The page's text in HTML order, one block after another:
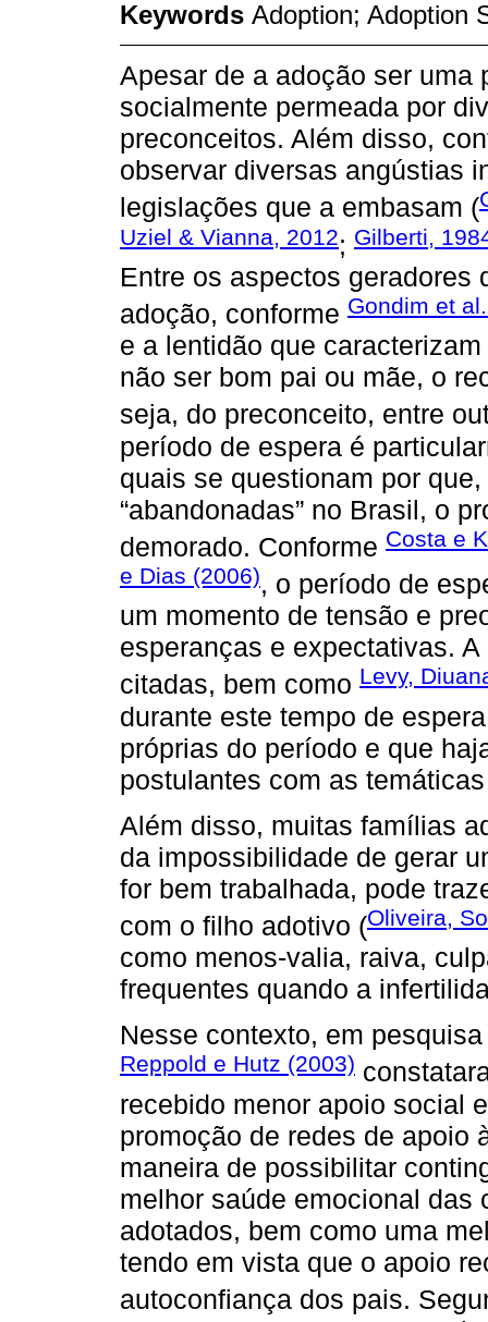
Keywords Adoption; Adoption
Apesar de a adoção ser uma
socialmente permeada por
preconceitos. Além disso,
observar diversas angústias
legislações que a embasam (
Uziel & Vianna, 2012; Gilberti,
Entre os aspectos geradores
adoção, conforme Gondim et
e a lentidão que
não ser bom pai ou mãe, o
seja, do preconceito, entre
período de espera é
quais se questionam por
“abandonadas” no Brasil, o
demorado. Conforme Costa e
e Dias (2006), o período de
um momento de tensão e
esperanças e expectativas.
citadas, bem como Levy,
durante este tempo de
próprias do período e que
postulantes com as
Além disso, muitas famílias
da impossibilidade de gerar
for bem trabalhada, pode
com o filho adotivo (Oliveira,
como menos-valia, raiva,
frequentes quando a
Nesse contexto, em
Reppold e Hutz (2003)
recebido menor apoio social
promoção de redes de apoio
maneira de possibilitar
melhor saúde emocional das
adotados, bem como uma
tendo em vista que o apoio
autoconfiança dos pais.